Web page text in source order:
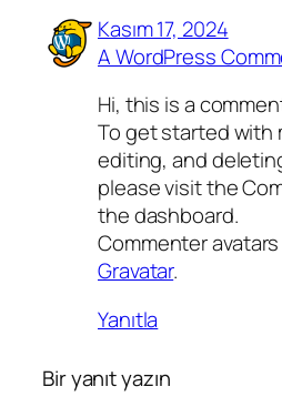
Kasım 17, 2024
A WordPress
Hi, this is a
To get started with
editing, and
please visit the
the dashboard.
Commenter
Gravatar.
Yanıtla
Bir yanıt yazın